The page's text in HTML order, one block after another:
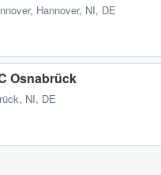
, Hannover, NI, DE
Osnabrück
NI, DE